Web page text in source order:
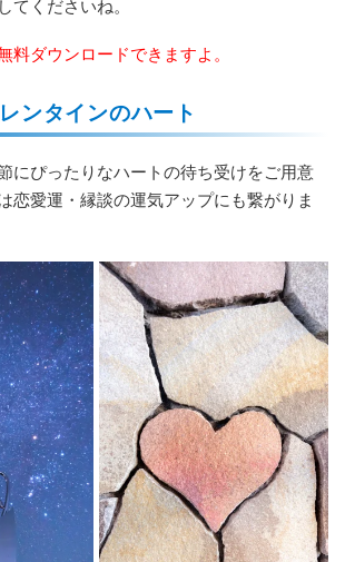
てくださいね。
料ダウンロードできますよ。
ンタインのハート
にぴったりなハートの待ち受けをご用意
恋愛運・縁談の運気アップにも繋がりま